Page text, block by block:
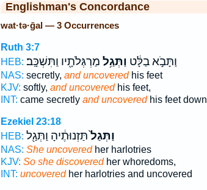
Englishman's Concordance
wat·tə·ḡal — 3 Occurrences
Ruth 3:7
HEB:
וַתָּבֹ֣א בַלָּ֔ט וַתְּגַ֥ל מַרְגְּלֹתָ֖יו וַתִּשְׁכָּֽב׃
NAS: secretly, and uncoveredhis feet
KJV: softly, and uncoveredhis feet,
INT: came secretly and uncoveredhis feet down
Ezekiel 23:18
HEB:
וַתְּגַל֙תַּזְנוּתֶ֔יהָ וַתְּגַ֖ל
NAS: She uncoveredher harlotries
KJV: So she discoveredher whoredoms,
INT: uncoveredher harlotries and uncovered